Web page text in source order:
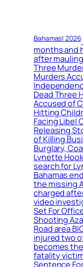
Bahamas! 2026
months and
after
Three
Murders
Dead Three
Accused of
Hitting
Facing Libel
Releasing
of Killing
Burglary,
Lynette
search for
Bahamas
the missing
charged
video
Set For
Shooting
Road area
injured two
becomes
fatality
Sentence